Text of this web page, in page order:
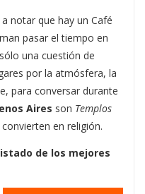
notar que hay un Café
pasar el tiempo en
una cuestión de
por la atmósfera, la
para conversar durante
Aires son Templos
en religión.
de los mejores